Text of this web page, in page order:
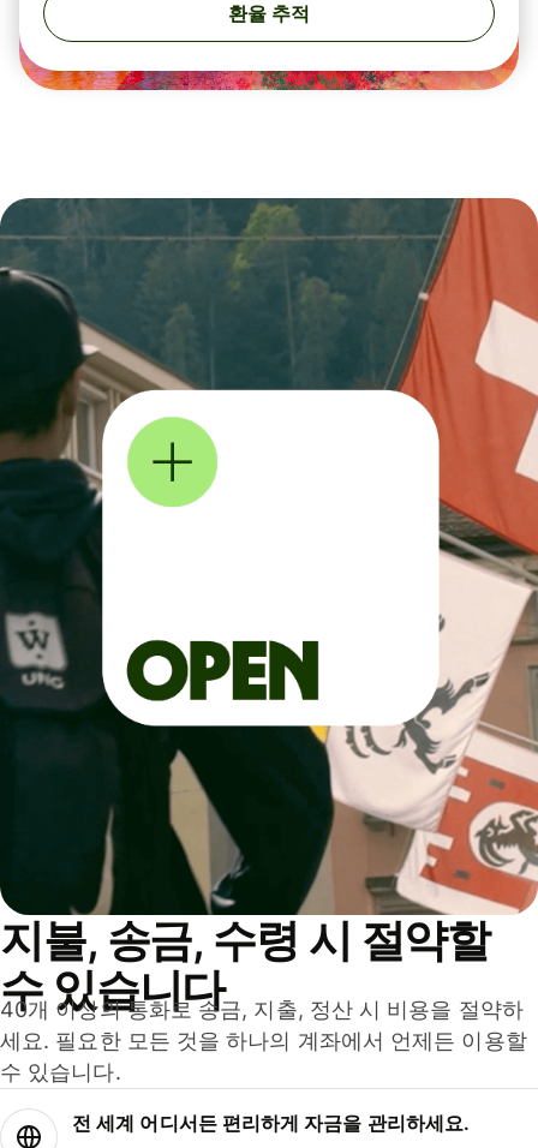
환율 추적
지불, 송금, 수령 시 절약할
수 있습니다
40개 이상의 통화로 송금, 지출, 정산 시 비용을 절약하
세요. 필요한 모든 것을 하나의 계좌에서 언제든 이용할
수 있습니다.
전 세계 어디서든 편리하게 자금을 관리하세요.